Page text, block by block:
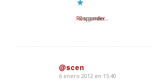
Cargando...
Responder
@scen
Dice:
6 enero 2012 en 15:40